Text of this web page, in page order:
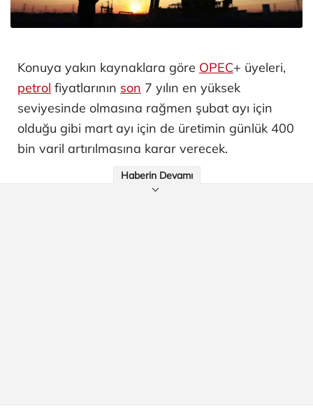
Konuya yakın kaynaklara göre OPEC+ üyeleri,
petrol fiyatlarının son 7 yılın en yüksek
seviyesinde olmasına rağmen şubat ayı için
olduğu gibi mart ayı için de üretimin günlük 400
bin varil artırılmasına karar verecek.
Haberin Devamı